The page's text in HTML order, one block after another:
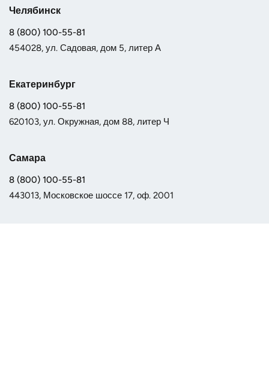
Челябинск
8 (800) 100-55-81
454028, ул. Садовая, дом 5, литер А
Екатеринбург
8 (800) 100-55-81
620103, ул. Окружная, дом 88, литер Ч
Самара
8 (800) 100-55-81
443013, Московское шоссе 17, оф. 2001